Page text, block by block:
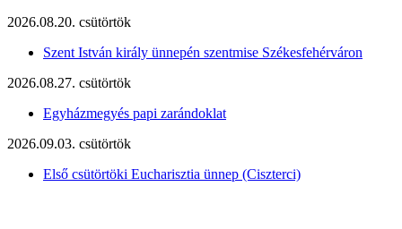
2026.08.20. csütörtök
Szent István király ünnepén szentmise Székesfehérváron
2026.08.27. csütörtök
Egyházmegyés papi zarándoklat
2026.09.03. csütörtök
Első csütörtöki Eucharisztia ünnep (Ciszterci)